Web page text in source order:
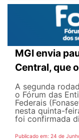
MGI envia
Central, que
A segunda
o Fórum das
Federais
nesta quinta-
foi confirmada
Publicado em: 24 de